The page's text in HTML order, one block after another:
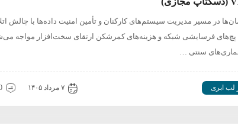
در مسیر مدیریت سیستم‌های کارکنان و تأمین امنیت داده‌ها با چالش
پچ‌های فرسایشی شبکه و هزینه‌های کمرشکن ارتقای سخت‌افزار مواجه
سنتی …
لب ابری ۷ مرداد ۱۴۰۵ 0